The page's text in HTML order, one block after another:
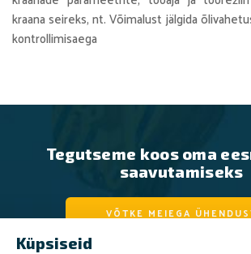
kraana seireks, nt. Võimalust jälgida
kontrollimisaega
Tegutseme koos oma
saavutamiseks
VÕTKE MEIEGA
Küpsiseid